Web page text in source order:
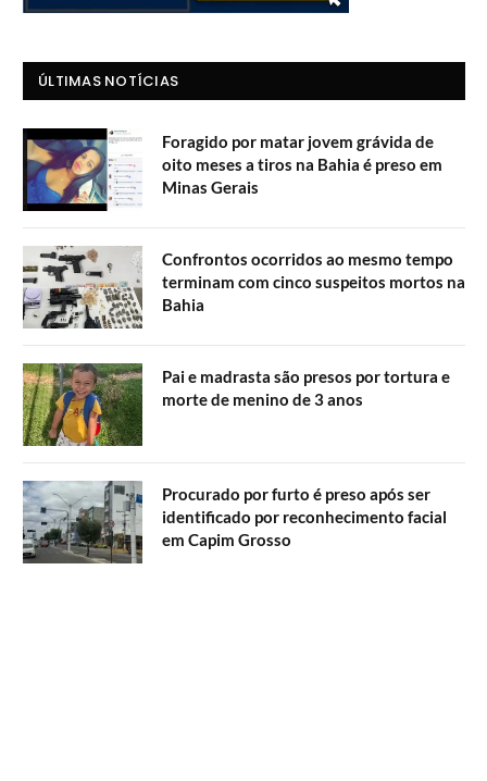
ÚLTIMAS NOTÍCIAS
Foragido por matar jovem grávida de
oito meses a tiros na Bahia é preso em
Minas Gerais
Confrontos ocorridos ao mesmo tempo
terminam com cinco suspeitos mortos na
Bahia
Pai e madrasta são presos por tortura e
morte de menino de 3 anos
Procurado por furto é preso após ser
identificado por reconhecimento facial
em Capim Grosso